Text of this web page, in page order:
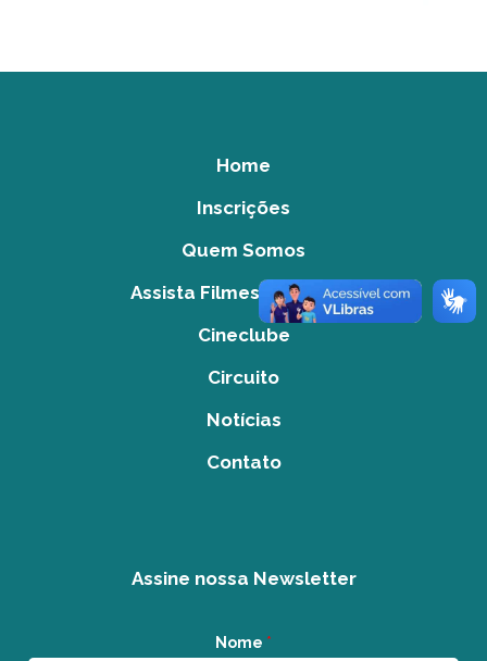
Home
Inscrições
Quem Somos
Assista Filmes do Acervo
Cineclube
Circuito
Notícias
Contato
Assine nossa Newsletter
Nome *